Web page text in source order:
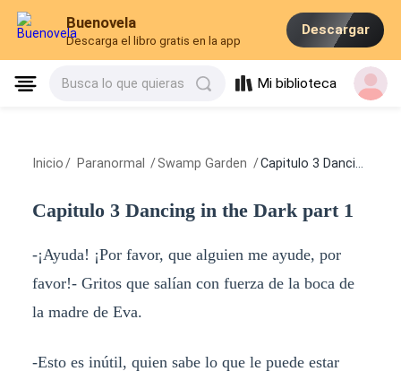
Buenovela
Descarga el libro gratis en la app
Descargar
Busca lo que quieras Mi biblioteca
Inicio / Paranormal /Swamp Garden /Capitulo 3 Dancing in the Dark part 1
Capitulo 3 Dancing in the Dark part 1
-¡Ayuda! ¡Por favor, que alguien me ayude, por
favor!- Gritos que salían con fuerza de la boca de
la madre de Eva.
-Esto es inútil, quien sabe lo que le puede estar